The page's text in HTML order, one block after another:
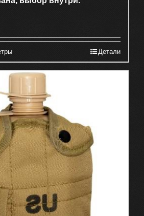
Этот
несколько
вариаций.
Опции
можно
выбрать
на
странице
товара.
Детали